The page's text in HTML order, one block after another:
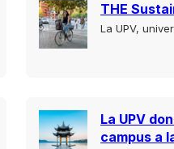
THE
La UPV,
La UPV
campus a